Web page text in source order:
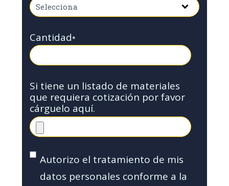
Cantidad*
Si tiene un listado de materiales
que requiera cotización por favor
cárguelo aquí.
Autorizo el tratamiento de mis
datos personales conforme a la